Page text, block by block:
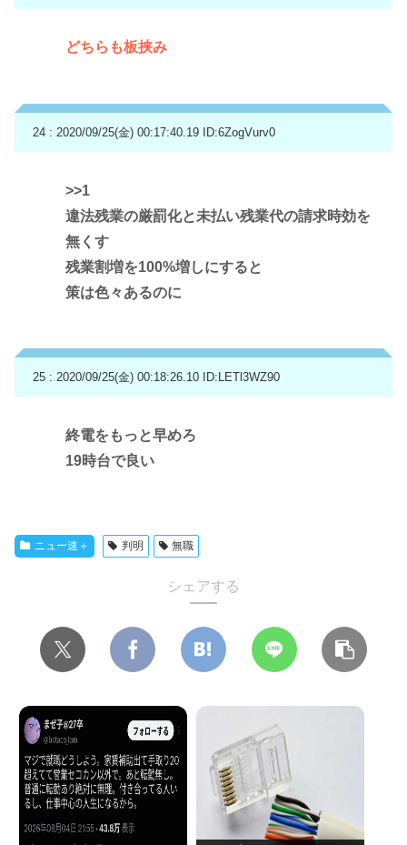
どちらも板挟み
24 : 2020/09/25(金) 00:17:40.19 ID:6ZogVurv0
>>1
違法残業の厳罰化と未払い残業代の請求時効を
無くす
残業割増を100%増しにすると
策は色々あるのに
25 : 2020/09/25(金) 00:18:26.10 ID:LETl3WZ90
終電をもっと早めろ
19時台で良い
ニュー速＋ 判明 無職
シェアする